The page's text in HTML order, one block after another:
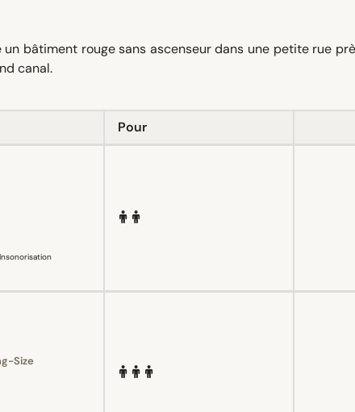
bâtiment rouge sans ascenseur dans une petite rue
canal.
Pour
Insonorisation
Size